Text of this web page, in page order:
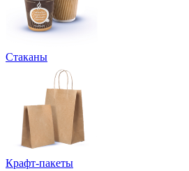
Стаканы
Крафт-пакеты